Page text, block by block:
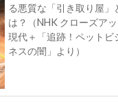
る悪質な「引き取り屋」
は？（NHK クローズア
現代＋「追跡！ペットビ
ネスの闇」より）